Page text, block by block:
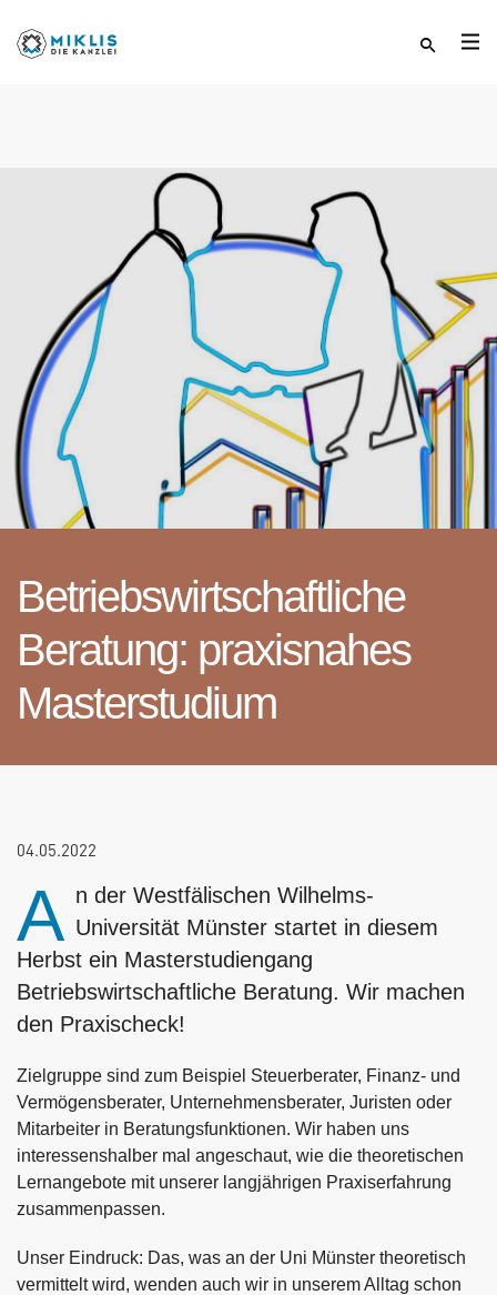
Betriebswirtschaftliche
Beratung: praxisnahes
Masterstudium
04.05.2022
A n der Westfälischen Wilhelms-
Universität Münster startet in diesem
Herbst ein Masterstudiengang
Betriebswirtschaftliche Beratung. Wir machen
den Praxischeck!
Zielgruppe sind zum Beispiel Steuerberater, Finanz- und
Vermögensberater, Unternehmensberater, Juristen oder
Mitarbeiter in Beratungsfunktionen. Wir haben uns
interessenshalber mal angeschaut, wie die theoretischen
Lernangebote mit unserer langjährigen Praxiserfahrung
zusammenpassen.
Unser Eindruck: Das, was an der Uni Münster theoretisch
vermittelt wird, wenden auch wir in unserem Alltag schon